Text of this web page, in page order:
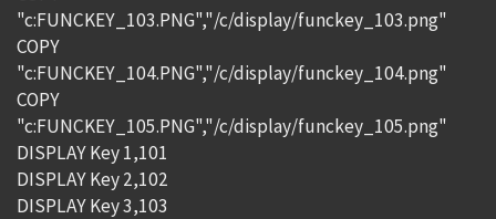
"c:FUNCKEY_103.PNG","/c/display/funckey_103.png"
COPY
"c:FUNCKEY_104.PNG","/c/display/funckey_104.png"
COPY
"c:FUNCKEY_105.PNG","/c/display/funckey_105.png"
DISPLAY Key 1,101
DISPLAY Key 2,102
DISPLAY Key 3,103